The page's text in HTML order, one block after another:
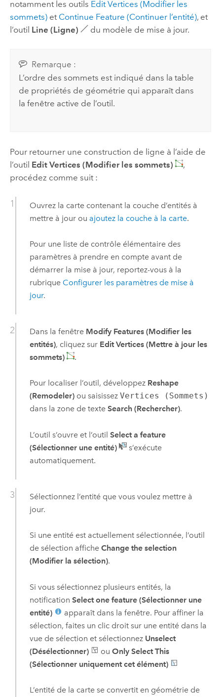
notamment les outils Edit Vertices (Modifier les
sommets)et Continue Feature (Continuer l’entité), et
l’outil Line (Ligne) du modèle de mise à jour.
Remarque :
L’ordre des sommets est indiqué dans la table
de propriétés de géométrie qui apparaît dans
la fenêtre active de l’outil.
Pour retourner une construction de ligne à l’aide de
l’outil Edit Vertices (Modifier les sommets)
,
procédez comme suit :
Ouvrez la carte contenant la couche d’entités à
mettre à jour ou ajoutez la couche à la carte.
Pour une liste de contrôle élémentaire des
paramètres à prendre en compte avant de
démarrer la mise à jour, reportez-vous à la
rubrique Configurer les paramètres de mise à
jour.
Dans la fenêtre Modify Features (Modifier les
entités), cliquez sur Edit Vertices (Mettre à jour les
sommets)
.
Pour localiser l’outil, développez Reshape
(Remodeler)ou saisissez Vertices (Sommets)
dans la zone de texte Search (Rechercher).
L’outil s’ouvre et l’outil Select a feature
(Sélectionner une entité)
s’exécute
automatiquement.
Sélectionnez l’entité que vous voulez mettre à
jour.
Si une entité est actuellement sélectionnée, l’outil
de sélection affiche Change the selection
(Modifier la sélection).
Si vous sélectionnez plusieurs entités, la
notification Select one feature (Sélectionner une
entité)
apparaît dans la fenêtre. Pour affiner la
sélection, faites un clic droit sur une entité dans la
vue de sélection et sélectionnez Unselect
(Désélectionner)
ou Only Select This
(Sélectionner uniquement cet élément)
L’entité de la carte se convertit en géométrie de